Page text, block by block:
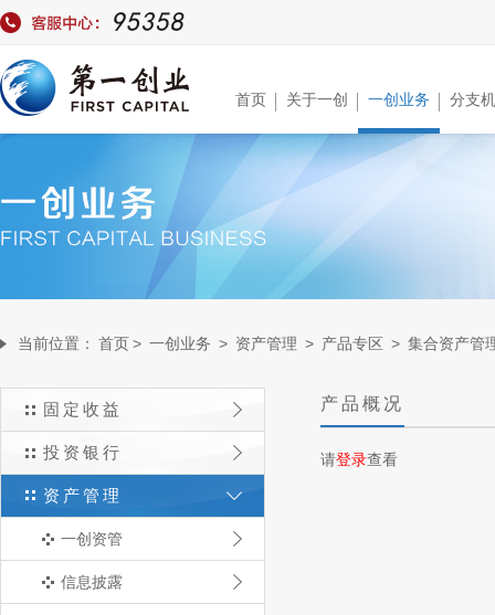
首页 关于一创 一创业务 分支
当前位置： 首页> 一创业务 > 资产管理 > 产品专区 > 集合资产管
固定收益
投资银行
资产管理
一创资管
信息披露
产品概况
请登录查看